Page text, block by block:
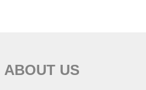
ABOUT US